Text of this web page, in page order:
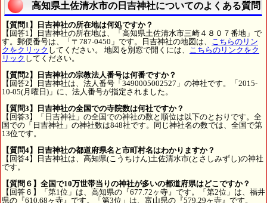
高知県土佐清水市の日吉神社についてのよくある質問
【質問1】日吉神社の所在地は何処ですか？
【回答1】日吉神社の所在地は、「高知県土佐清水市三崎４８０７番地」で
す。郵便番号は、「〒787-0450」です。日吉神社の地図は、 こちらのリン
クをクリック してください。 地図を別窓で開くには、 こちらのリンクをク
リック してください。
【質問2】日吉神社の宗教法人番号は何番ですか？
【回答2】日吉神社は、法人番号「3490005002527」の神社です。「2015-
10-05(月曜日)」に、法人番号が指定されました。
【質問3】日吉神社の全国での寺院数は何社ですか？
【回答3】「日吉神社」の全国での神社の数と順位は以下のとおりです。全
国での「日吉神社」の神社数は848社です。同じ神社名の数では、全国で第
13位です。
【質問4】日吉神社の都道府県名と市町村名はわかりますか？
【回答4】日吉神社は、高知県(こうちけん)土佐清水市(とさしみずし)の神社
です。
【質問６】全国で10万世帯当りの神社が多いの都道府県はどこですか？
【回答６】「第1位」は、高知県の『677.72ヶ寺』です。「第2位」は、福井
県の『610.68ヶ寺』です。「第3位」は、富山県の『579.29ヶ寺』です。